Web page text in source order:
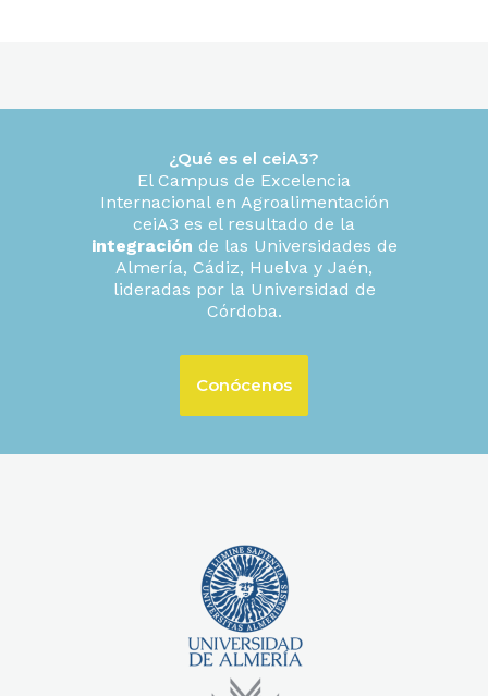
¿Qué es el ceiA3?
El Campus de Excelencia
Internacional en Agroalimentación
ceiA3 es el resultado de la
integración de las Universidades de
Almería, Cádiz, Huelva y Jaén,
lideradas por la Universidad de
Córdoba.
Conócenos